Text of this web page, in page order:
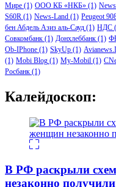
Мире (1) ООО КБ «НКБ» (1)
S60R (1) News-Land (1) Peugeot
бен Абдель Азиз аль-Сауд (1) НДС
Совкомбанк (1) Донхлеббанк (1)
Ob-IPhone (1) SkyUp (1)
(1) Mobi Blog (1) My-Mobil (1)
Росбанк (1)
Калейдоскоп:
В РФ раскрыли
незаконно